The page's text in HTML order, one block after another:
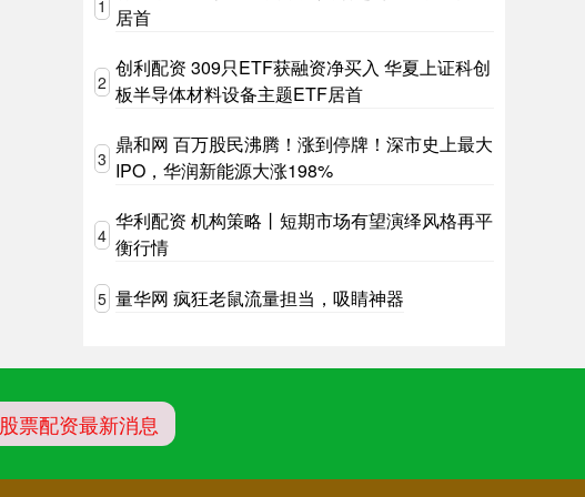
1
居首
2
创利配资 309只ETF获融资净买入 华夏上证科创
板半导体材料设备主题ETF居首
3
鼎和网 百万股民沸腾！涨到停牌！深市史上最大
IPO，华润新能源大涨198%
4
华利配资 机构策略丨短期市场有望演绎风格再平
衡行情
5 量华网 疯狂老鼠流量担当，吸睛神器
股票配资最新消息